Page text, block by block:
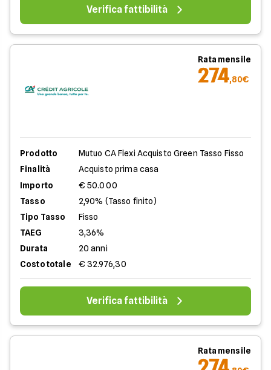
Verifica fattibilità
Rata mensile
274,80€
Prodotto
Mutuo CA Flexi Acquisto Green Tasso Fisso
Finalità
Acquisto prima casa
Importo
€ 50.000
Tasso
2,90% (Tasso finito)
Tipo Tasso
Fisso
TAEG
3,36%
Durata
20 anni
Costo totale
€ 32.976,30
Verifica fattibilità
Rata mensile